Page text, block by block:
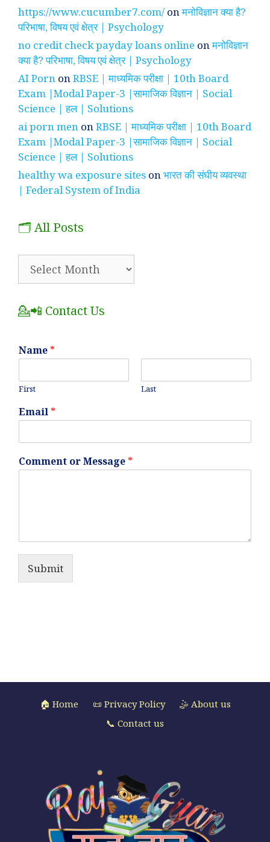
https://www.cucumber7.com/ onमनोविज्ञान क्या है?
परिभाषा, विषय एवं क्षेत्र | Psychology
no credit check payday loans online onमनोविज्ञान
क्या है? परिभाषा, विषय एवं क्षेत्र | Psychology
AI Porn onRBSE | माध्यमिक परीक्षा | 10th Board
Exam |Modal Paper-3 |सामाजिक विज्ञान | Social
Science | हल | Solutions
ai porn men onRBSE | माध्यमिक परीक्षा | 10th Board
Exam |Modal Paper-3 |सामाजिक विज्ञान | Social
Science | हल | Solutions
healthy wa exposure sites onभारत की संघीय व्यवस्था
| Federal System of India
🗂️ All Posts
💁📲 Contact Us
Name *
First Last
Email *
Comment or Message *
Submit
🏠 Home 📜 Privacy Policy
🤹 About us
📞 Contact us